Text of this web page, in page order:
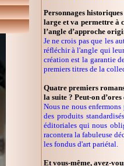
Personnages
large et va permettre à
l’angle d’approche
Je ne crois pas que les
réfléchir à l'angle qui
création est la garantie
premiers titres de la
Quatre premiers
la suite ? Peut-on
Nous ne nous
des produits
éditoriales qui nous
racontera la fabuleuse
les fondus d'art pariétal.
Et vous-même, avez-